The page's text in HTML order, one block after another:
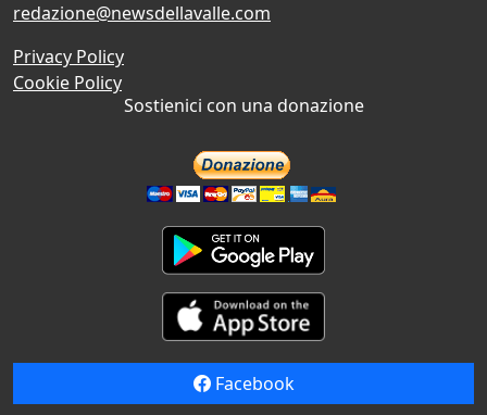
redazione@newsdellavalle.com
Privacy Policy
Cookie Policy
Sostienici con una donazione
Facebook